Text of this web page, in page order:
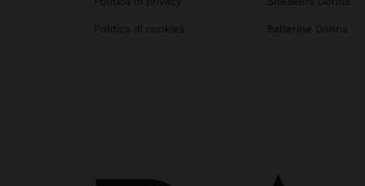
Politica di cookies Ballerine Donna